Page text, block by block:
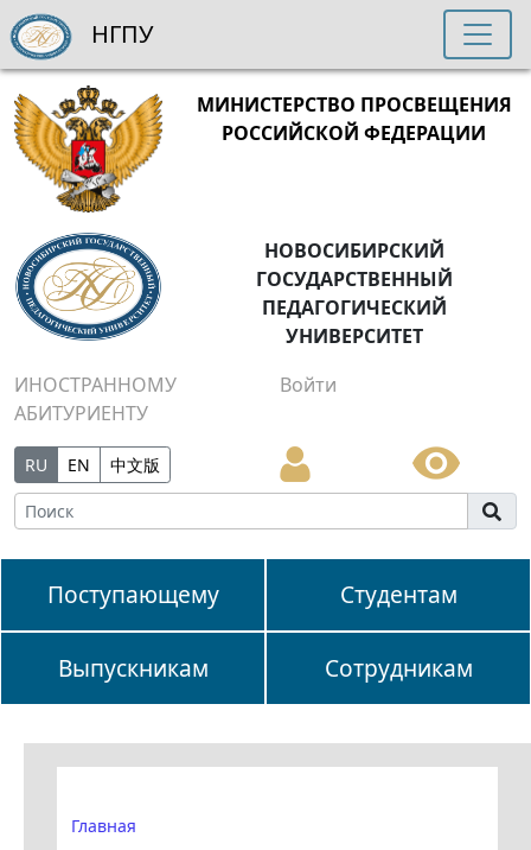
МИНИСТЕРСТВО ПРОСВЕЩЕНИЯ
РОССИЙСКОЙ ФЕДЕРАЦИИ
НОВОСИБИРСКИЙ
ГОСУДАРСТВЕННЫЙ
ПЕДАГОГИЧЕСКИЙ
УНИВЕРСИТЕТ
ИНОСТРАННОМУ
АБИТУРИЕНТУ
Войти
RU EN 中文版
Поступающему Студентам
Выпускникам Сотрудникам
НГПУ
Главная